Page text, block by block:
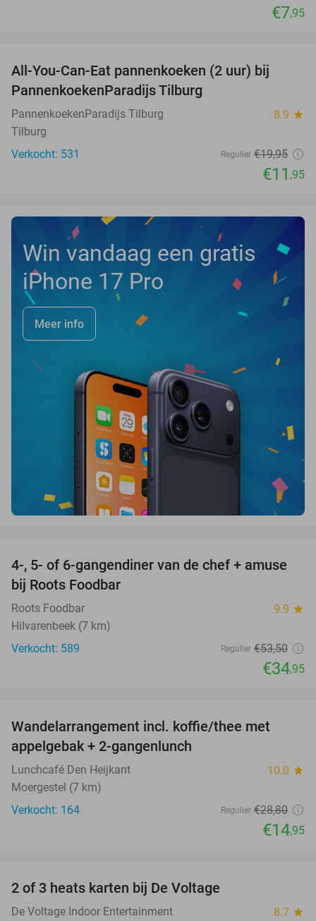
€7,95
All-You-Can-Eat pannenkoeken (2 uur) bij
PannenkoekenParadijs Tilburg
PannenkoekenParadijs Tilburg 8.9 star
Tilburg
Verkocht: 531
Regulier €19,95
€11 ,95
Win vandaag een gratis
iPhone 17 Pro
Meer info
35%
4-, 5- of 6-gangendiner van de chef + amuse
bij Roots Foodbar
Roots Foodbar 9.9 star
Hilvarenbeek (7 km)
Verkocht: 589
Regulier €53,50
€34,95
Wandelarrangement incl. koffie/thee met
appelgebak + 2-gangenlunch
Lunchcafé Den Heijkant 10.0 star
Moergestel (7 km)
Verkocht: 164
Regulier €28,80
€14,95
2 of 3 heats karten bij De Voltage
De Voltage Indoor Entertainment 8.7 star